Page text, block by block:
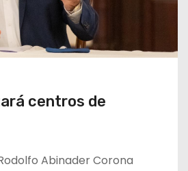
centros de
Abinader Corona